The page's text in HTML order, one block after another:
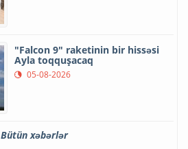
"Falcon 9" raketinin bir hissəsi
Ayla toqquşacaq
05-08-2026
Bütün xəbərlər